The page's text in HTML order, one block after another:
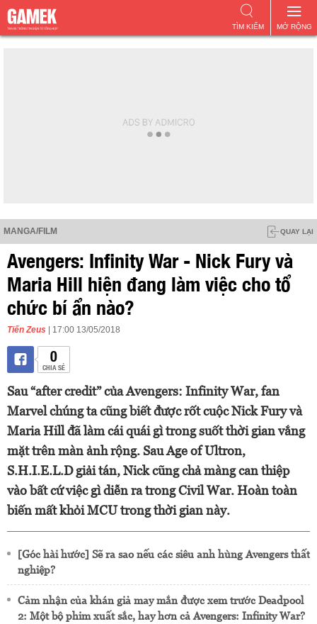
MỞ RỘNG
TÌM KIẾM
MANGA/FILM QUAY LẠI
Avengers: Infinity War - Nick Fury và
Maria Hill hiện đang làm việc cho tổ
chức bí ẩn nào?
Tiến Zeus | 17:00 13/05/2018
0
CHIA SẺ
Sau “after credit” của Avengers: Infinity War, fan
Marvel chúng ta cũng biết được rốt cuộc Nick Fury và
Maria Hill đã làm cái quái gì trong suốt thời gian vắng
mặt trên màn ảnh rộng. Sau Age of Ultron,
S.H.I.E.L.D giải tán, Nick cũng chả màng can thiệp
vào bất cứ việc gì diễn ra trong Civil War. Hoàn toàn
biến mất khỏi MCU trong thời gian này.
[Góc hài hước] Sẽ ra sao nếu các siêu anh hùng Avengers thất
nghiệp?
Cảm nhận của khán giả may mắn được xem trước Deadpool
2: Một bộ phim xuất sắc, hay hơn cả Avengers: Infinity War?